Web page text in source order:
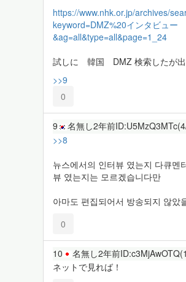
https://www.nhk.or.jp/archives/
keyword=DMZ%20インタビュー
&ag=all&type=all&page=1_24
試しに 韓国 DMZ 検索したが出
>>9
0
9 名無し2年前
>>8
뉴스에서의 인터뷰 였는지 다큐멘
뷰 였는지는 모르겠습니다만
아마도 편집되어서 방송되지 않았
0
10 名無し2年前
ネットで見れば！